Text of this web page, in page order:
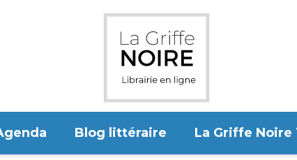
Blog littéraire La Griffe Noire